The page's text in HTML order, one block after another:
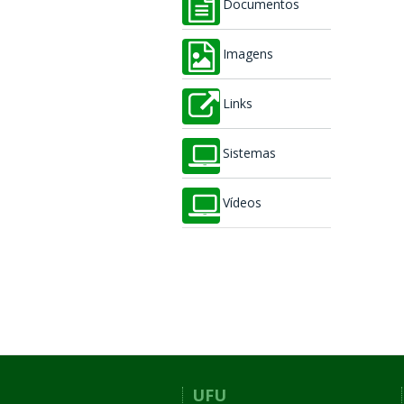
Documentos
Imagens
Links
Sistemas
Vídeos
UFU